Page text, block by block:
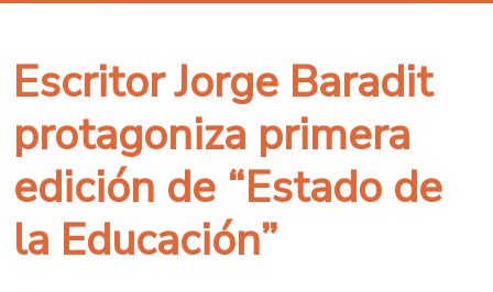
Escritor Jorge Baradit
protagoniza primera
edición de “Estado de
la Educación”